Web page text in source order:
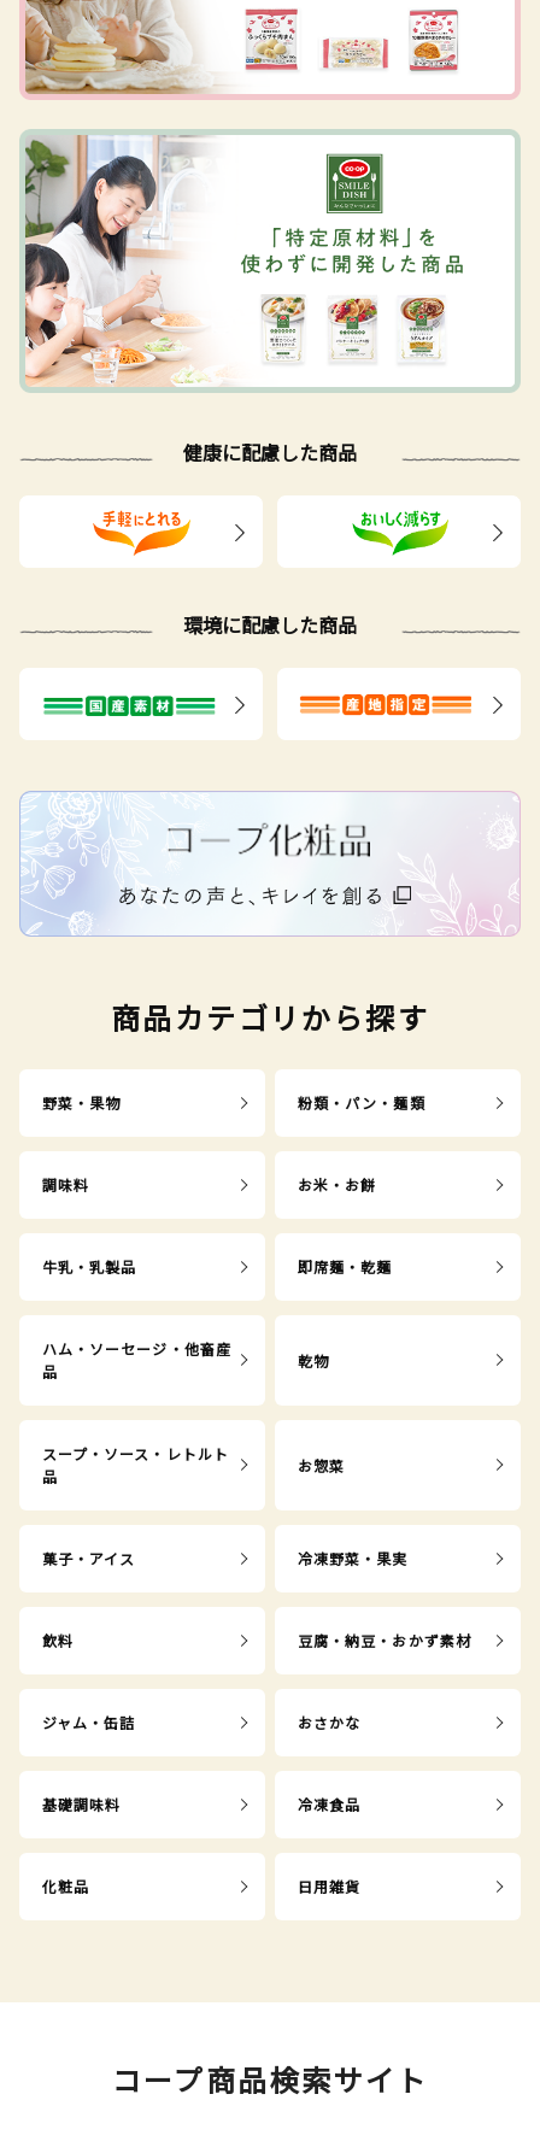
健康に配慮した商品
環境に配慮した商品
商品カテゴリから探す
野菜・果物 粉類・パン・麺類
調味料 お米・お餅
牛乳・乳製品 即席麺・乾麺
ハム・ソーセージ・他畜産
品
乾物
スープ・ソース・レトルト
品
お惣菜
菓子・アイス 冷凍野菜・果実
飲料 豆腐・納豆・おかず素材
ジャム・缶詰 おさかな
基礎調味料 冷凍食品
化粧品 日用雑貨
コープ商品検索サイト